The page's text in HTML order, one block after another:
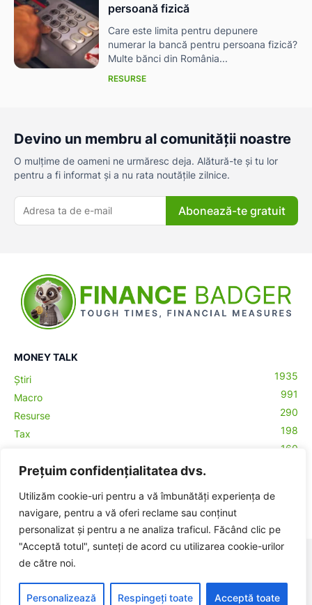
Prețuim confidențialitatea dvs.
Utilizăm cookie-uri pentru a vă îmbunătăți experiența de
navigare, pentru a vă oferi reclame sau conținut
personalizat și pentru a ne analiza traficul. Făcând clic pe
"Acceptă totul", sunteți de acord cu utilizarea cookie-urilor
de către noi.
Personalizează Respingeți toate Acceptă toate
persoană fizică
Care este limita pentru depunere
numerar la bancă pentru persoana fizică?
Multe bănci din România...
RESURSE
Devino un membru al comunității noastre
O mulțime de oameni ne urmăresc deja. Alătură-te și tu lor
pentru a fi informat și a nu rata noutățile zilnice.
Abonează-te gratuit
MONEY TALK
Știri
1935
Macro
991
Resurse
290
Tax
198
160
Contabilitate
Crypto
© BadgerHub - Toate drepturile rezervate -
Publicitate
Made with ♥ in Romania